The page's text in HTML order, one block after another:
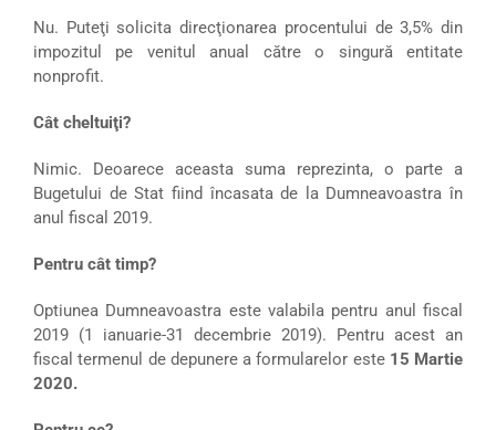
Nu. Puteţi solicita direcţionarea procentului de 3,5% din
impozitul pe venitul anual către o singură entitate
nonprofit.
Cât cheltuiţi?
Nimic. Deoarece aceasta suma reprezinta, o parte a
Bugetului de Stat fiind încasata de la Dumneavoastra în
anul fiscal 2019.
Pentru cât timp?
Optiunea Dumneavoastra este valabila pentru anul fiscal
2019 (1 ianuarie-31 decembrie 2019). Pentru acest an
fiscal termenul de depunere a formularelor este 15 Martie
2020.